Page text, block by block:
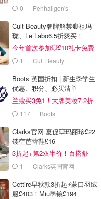
0 Penhaligon's
Cult Beauty奢牌解禁🔴祖玛
珑、Le Labo6.5折爽买！
今年首次参加💥£10礼卡免费
拿 1 Cult Beauty
Boots 英国折扣 | 新生季学生
优惠、积分、必买清单
兰蔻买3免1！大牌美妆7.2折
117 Boots
Clarks官网 夏促💥玛丽珍£22
镂空芭蕾鞋£16
3折起+第2双半价！百搭舒
服！1 Clarks英国官网
Cettire早秋款3折起⚡️蒙口羽绒
服£403！Miu墨镜£194